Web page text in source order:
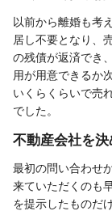
以前から離婚も考
居し不要となり、
の残債が返済でき
用が用意できるか
いくらくらいで売
でした。
不動産会社を
最初の問い合わせ
来ていただくのも
を提示したものだ